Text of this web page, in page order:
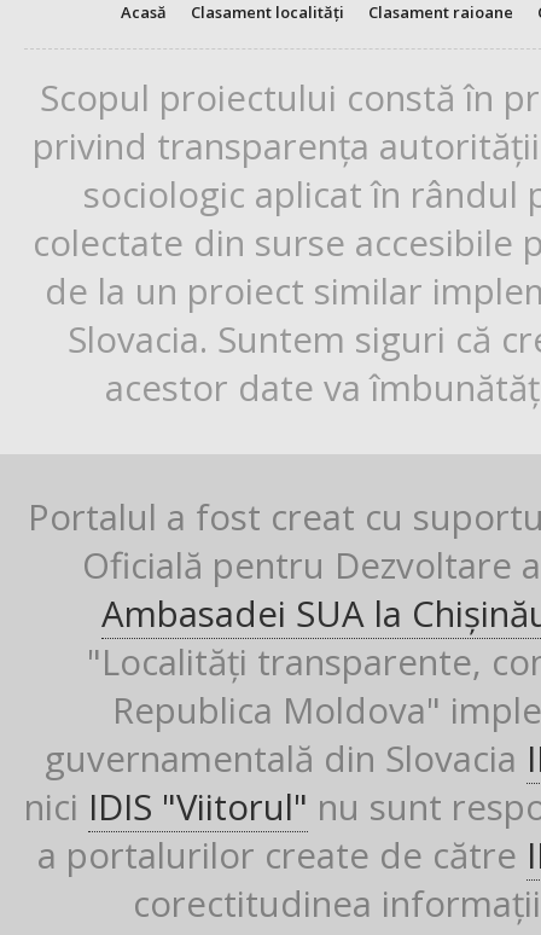
Acasă Clasament localități Clasament raioane
Scopul proiectului constă în
privind transparența
sociologic aplicat în rândul
colectate din surse
de la un proiect similar
Slovacia. Suntem siguri că
acestor date va
Portalul a fost creat cu
Oficială pentru Dezvoltare
Ambasadei SUA la
"Localități transparente,
Republica Moldova"
guvernamentală din Slovacia
nici IDIS "Viitorul" nu sunt
a portalurilor create de către
corectitudinea